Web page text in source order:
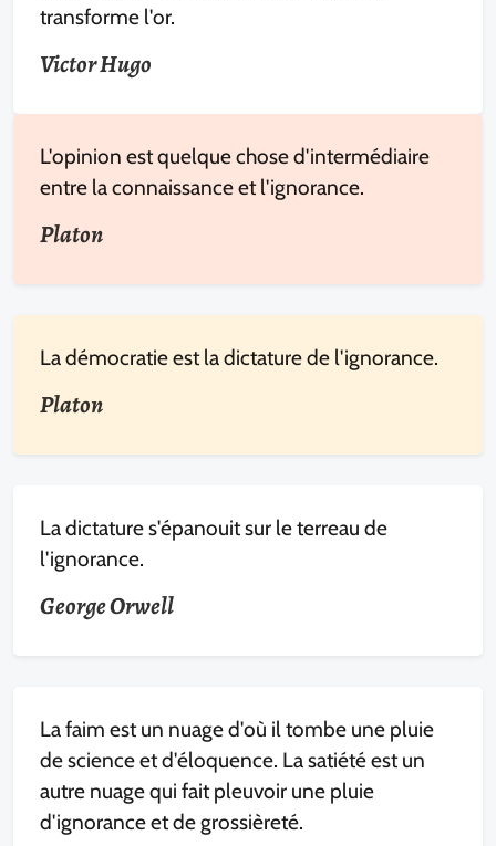
transforme l'or.
Victor Hugo
L'opinion est quelque chose d'intermédiaire
entre la connaissance et l'ignorance.
Platon
La démocratie est la dictature de l'ignorance.
Platon
La dictature s'épanouit sur le terreau de
l'ignorance.
George Orwell
La faim est un nuage d'où il tombe une pluie
de science et d'éloquence. La satiété est un
autre nuage qui fait pleuvoir une pluie
d'ignorance et de grossièreté.